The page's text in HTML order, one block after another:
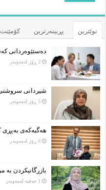
نوێترین پڕبینەرترین کۆمێنت
دەستێوەردانی
2 ڕۆژ لەمەوبەر
شیردانی
5 ڕۆژ لەمەوبەر
هەگبەکەی بەپڕی
6 ڕۆژ لەمەوبەر
بازرگانیکردن بە
1 حەفتە لەمەوبەر